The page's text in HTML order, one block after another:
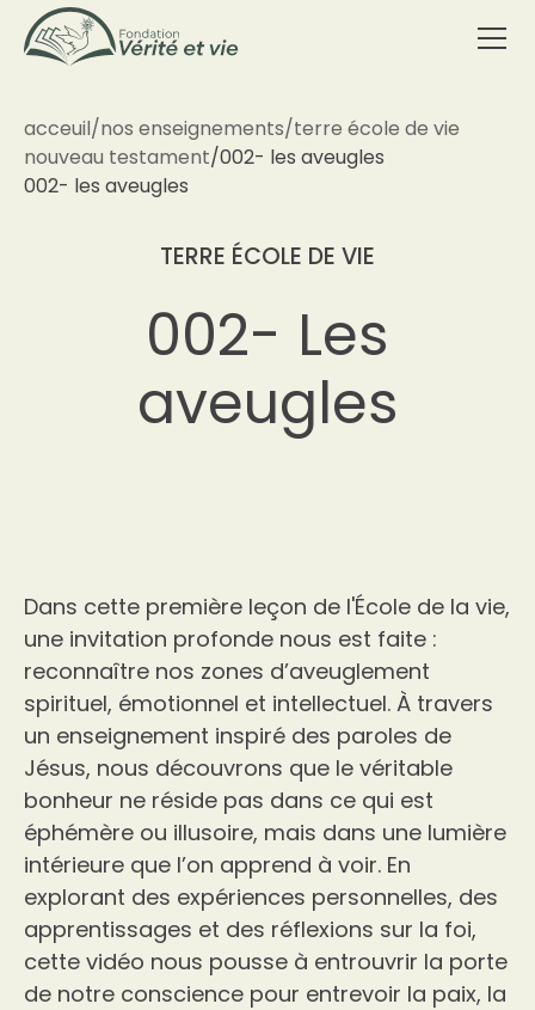
acceuil/nos enseignements/terre école de vie
nouveau testament/002- les aveugles
002- les aveugles
TERRE ÉCOLE DE VIE
002- Les
aveugles
Dans cette première leçon de l'École de la vie,
une invitation profonde nous est faite :
reconnaître nos zones d’aveuglement
spirituel, émotionnel et intellectuel. À travers
un enseignement inspiré des paroles de
Jésus, nous découvrons que le véritable
bonheur ne réside pas dans ce qui est
éphémère ou illusoire, mais dans une lumière
intérieure que l’on apprend à voir. En
explorant des expériences personnelles, des
apprentissages et des réflexions sur la foi,
cette vidéo nous pousse à entrouvrir la porte
de notre conscience pour entrevoir la paix, la